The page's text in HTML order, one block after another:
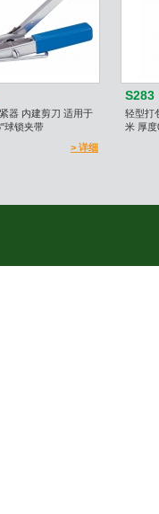
器 内建剪刀 适用于
球锁夹带
> 详细
S283
轻型打
米 厚